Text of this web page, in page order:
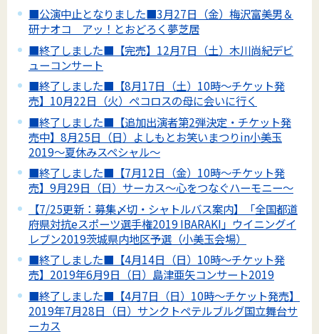
■公演中止となりました■3月27日（金）梅沢富美男＆
研ナオコ アッ！とおどろく夢芝居
■終了しました■【完売】12月7日（土）木川尚紀デビ
ューコンサート
■終了しました■【8月17日（土）10時～チケット発
売】10月22日（火）ペコロスの母に会いに行く
■終了しました■【追加出演者第2弾決定・チケット発
売中】8月25日（日）よしもとお笑いまつりin小美玉
2019～夏休みスペシャル～
■終了しました■【7月12日（金）10時～チケット発
売】9月29日（日）サーカス～心をつなぐハーモニー～
【7/25更新：募集〆切・シャトルバス案内】「全国都道
府県対抗eスポーツ選手権2019 IBARAKI」ウイニングイ
レブン2019茨城県内地区予選（小美玉会場）
■終了しました■【4月14日（日）10時～チケット発
売】2019年6月9日（日）島津亜矢コンサート2019
■終了しました■【4月7日（日）10時～チケット発売】
2019年7月28日（日）サンクトペテルブルグ国立舞台サ
ーカス